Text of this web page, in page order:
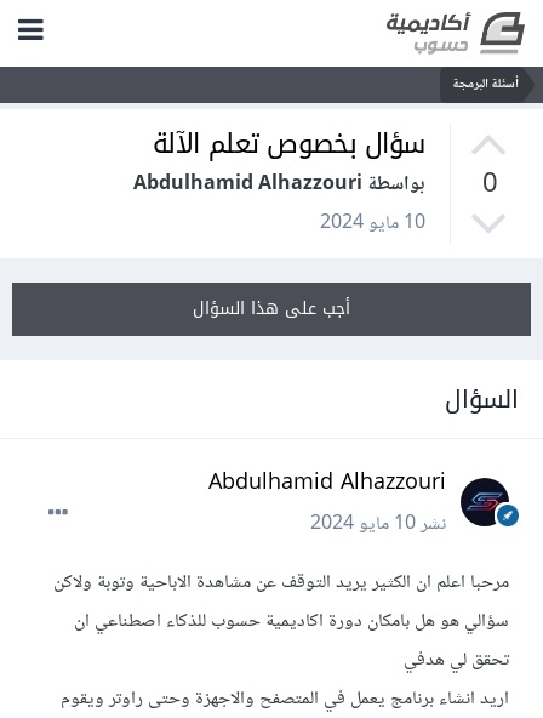
أسئلة البرمجة
0
سؤال بخصوص تعلم الآلة
بواسطة Abdulhamid Alhazzouri
10 مايو 2024
أجب على هذا السؤال
السؤال
Abdulhamid Alhazzouri
نشر10 مايو 2024
مرحبا اعلم ان الكثير يريد التوقف عن مشاهدة الاباحية وتوبة ولاكن
سؤالي هو هل بامكان دورة اكاديمية حسوب للذكاء اصطناعي ان
تحقق لي هدفي
اريد انشاء برنامج يعمل في المتصفح والاجهزة وحتى راوتر ويقوم